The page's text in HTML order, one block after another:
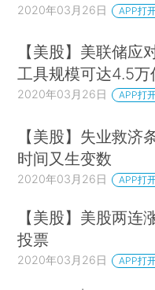
2020年03月26日 APP打
【美股】美联储应
工具规模可达4.5万
2020年03月26日 APP打
【美股】失业救济
时间又生变数
2020年03月26日 APP打
【美股】美股两连
投票
2020年03月26日 APP打